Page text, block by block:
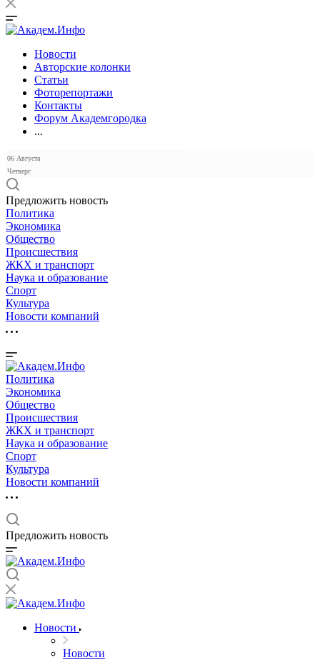
Новости
Авторские колонки
Статьи
Фоторепортажи
Контакты
Форум Академгородка
...
06 Августа
Четверг
Предложить новость
Политика
Экономика
Общество
Происшествия
ЖКХ и транспорт
Наука и образование
Спорт
Культура
Новости компаний
Политика
Экономика
Общество
Происшествия
ЖКХ и транспорт
Наука и образование
Спорт
Культура
Новости компаний
Предложить новость
Новости
Новости